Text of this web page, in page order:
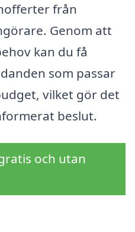
från
Genom att
kan du få
som passar
vilket gör det
beslut.
och utan